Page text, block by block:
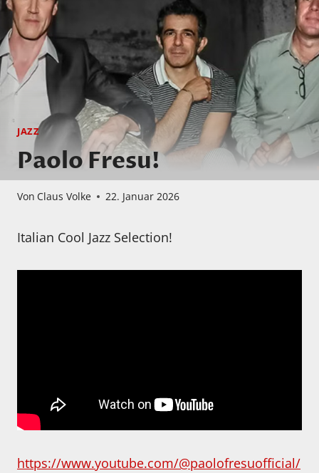
JAZZ
Paolo Fresu!
Von Claus Volke 22. Januar 2026
Italian Cool Jazz Selection!
https://www.youtube.com/@paolofresuofficial/